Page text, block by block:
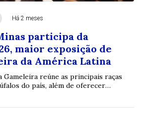
Há 2 meses
participa da
maior exposição de
da América Latina
Gameleira reúne as principais raças
do país, além de oferecer